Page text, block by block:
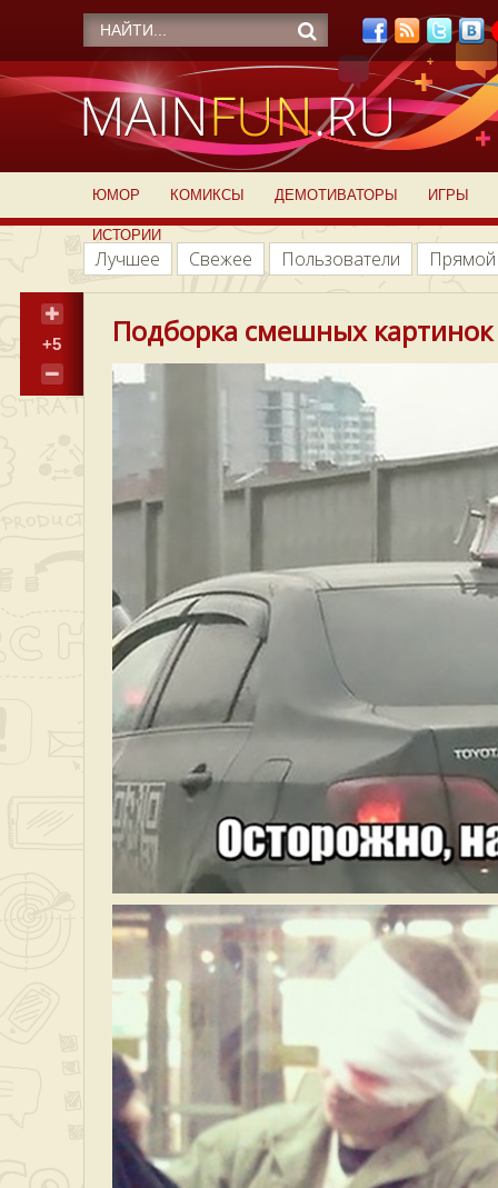
ЮМОР КОМИКСЫ ДЕМОТИВАТОРЫ ИГРЫ
ИСТОРИИ
Лучшее Свежее Пользователи
+5 Подборка смешных картинок